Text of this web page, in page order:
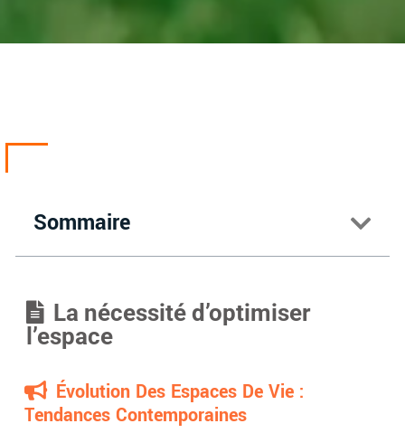
Sommaire
La nécessité d’optimiser
l’espace
Évolution Des Espaces De Vie :
Tendances Contemporaines